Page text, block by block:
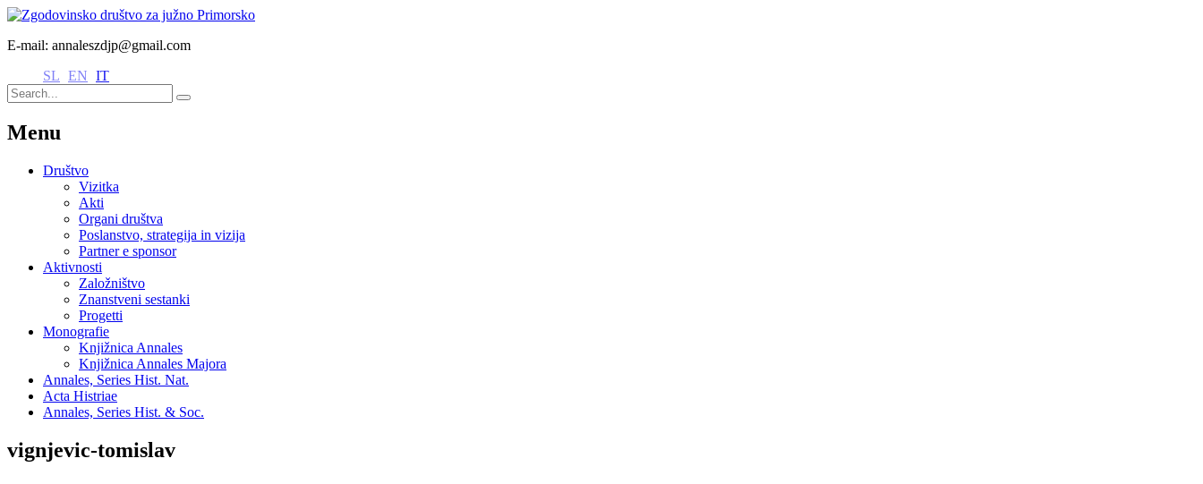
E-mail: annaleszdjp@gmail.com
SL EN IT
Menu
Društvo
Vizitka
Akti
Organi društva
Poslanstvo, strategija in vizija
Partner e sponsor
Aktivnosti
Založništvo
Znanstveni sestanki
Progetti
Monografie
Knjižnica Annales
Knjižnica Annales Majora
Annales, Series Hist. Nat.
Acta Histriae
Annales, Series Hist. & Soc.
vignjevic-tomislav